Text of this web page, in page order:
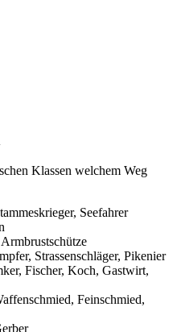
Klassen welchem Weg
Seefahrer
Strassenschläger, Pikenier
Fischer, Koch, Gastwirt,
Feinschmied,